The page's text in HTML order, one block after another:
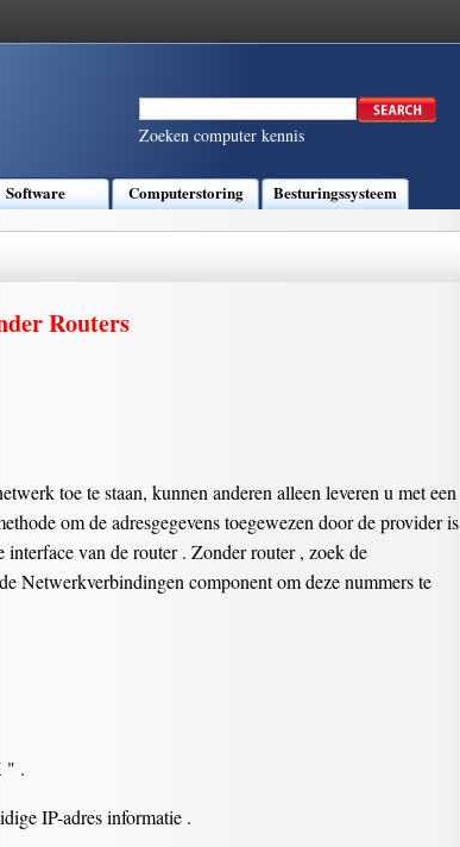
Zoeken computer kennis
Software Computerstoring Besturingssysteem
Routers
toe te staan, kunnen anderen alleen leveren u met een
om de adresgegevens toegewezen door de provider is
van de router . Zonder router , zoek de
Netwerkverbindingen component om deze nummers te
" .
IP-adres informatie .